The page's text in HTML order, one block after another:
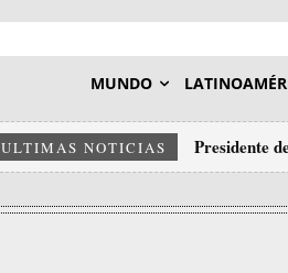
MUNDO
ULTIMAS NOTICIAS Presidente